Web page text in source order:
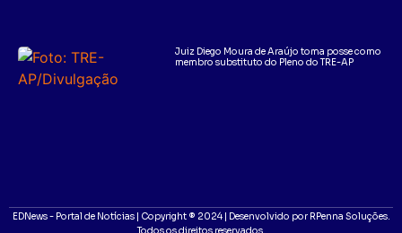
Juiz Diego Moura de Araújo toma posse como
membro substituto do Pleno do TRE-AP
EDNews - Portal de Notícias | Copyright ® 2024 | Desenvolvido por RPenna Soluções.
Todos os direitos reservados.